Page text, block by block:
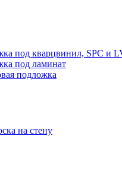
под кварцвинил, SPC и
под ламинат
подложка
на стену